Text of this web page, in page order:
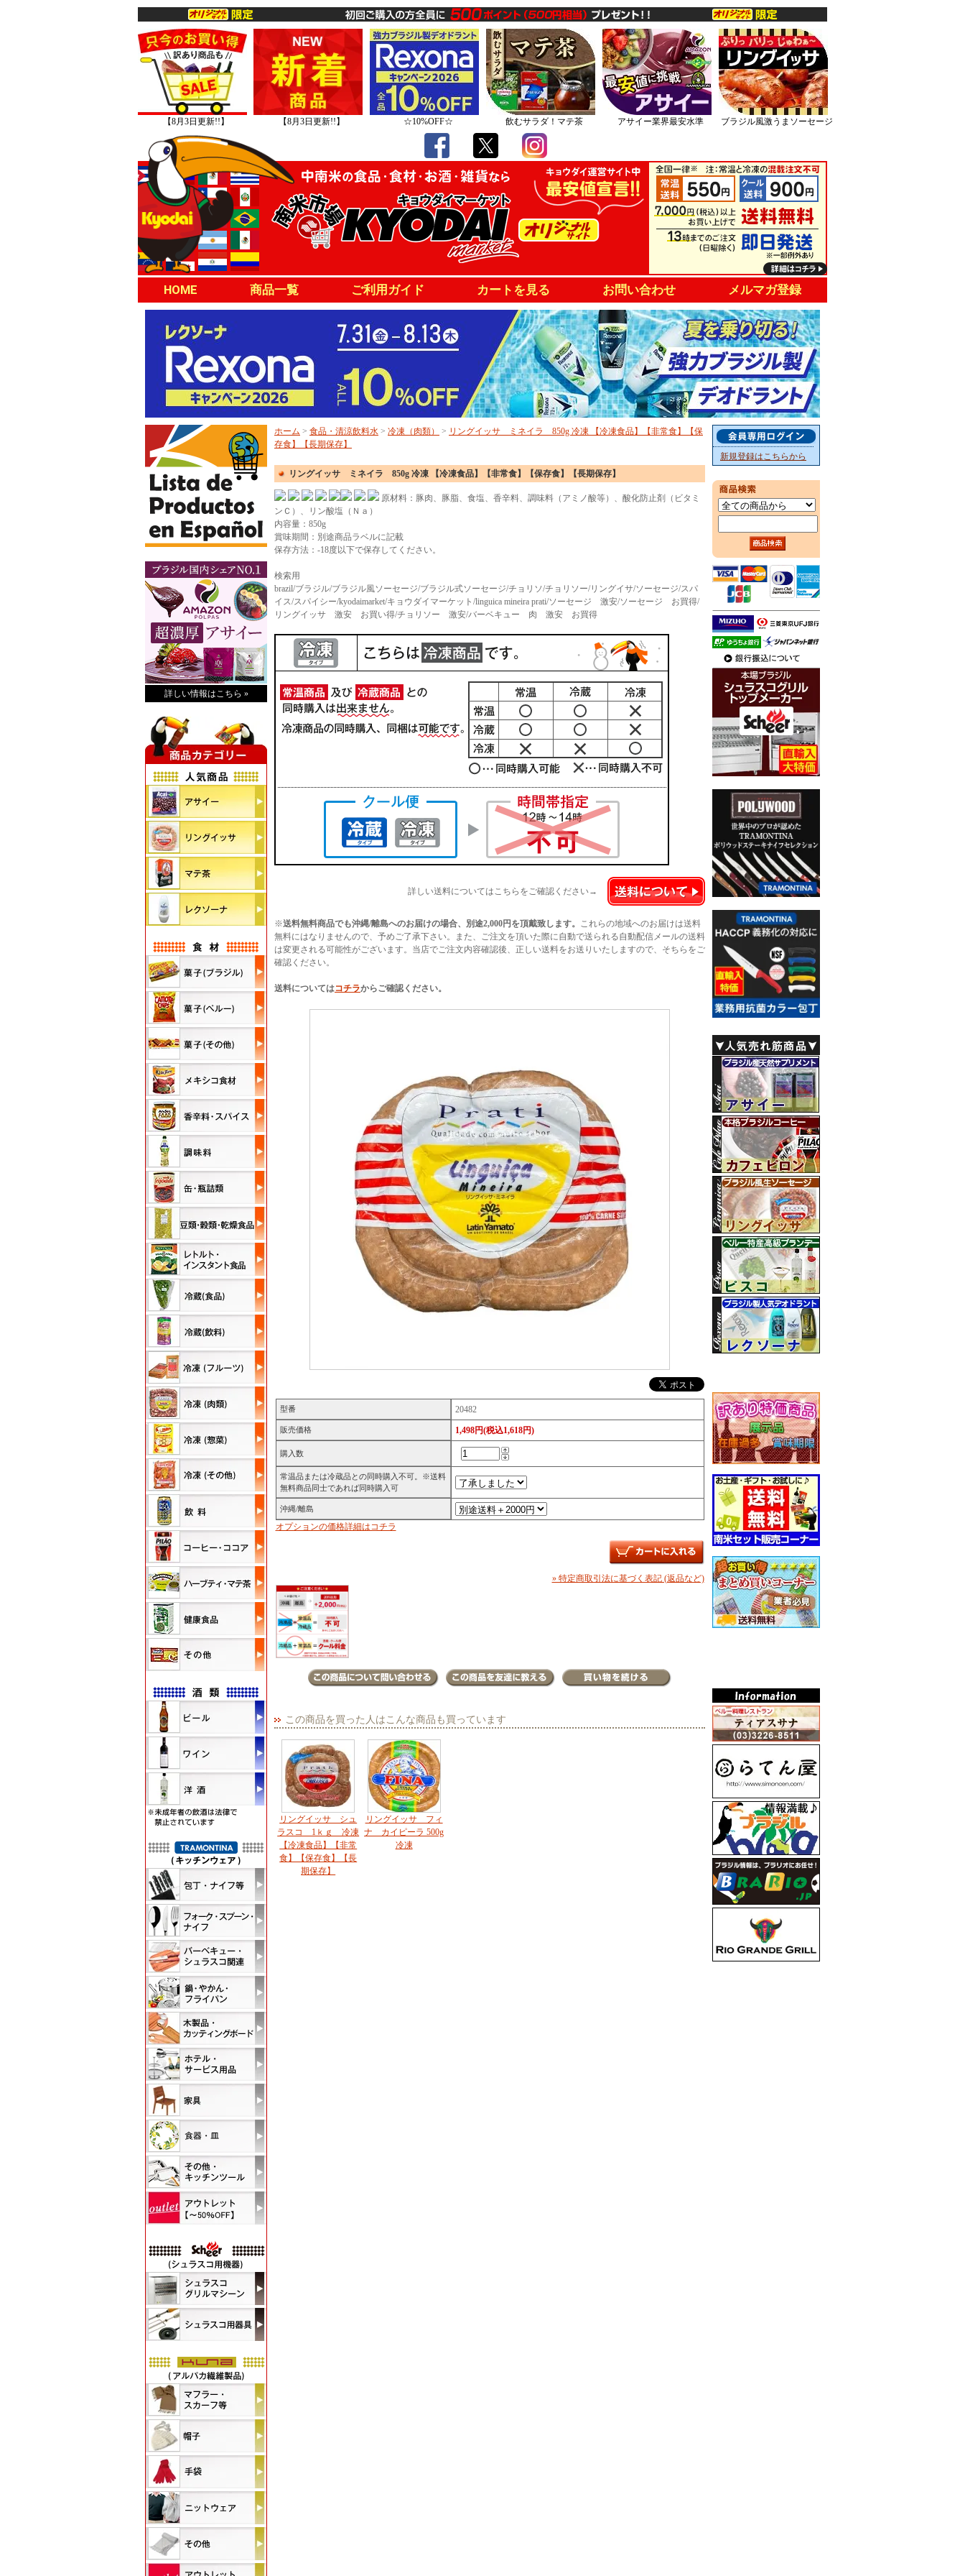
【8月3日更新!!】 【8月3日更新!!】 ☆10%OFF☆ 飲むサラダ！マテ茶 アサイー業界最安水準 ブラジル風激うまソーセージ
HOME 商品一覧 ご利用ガイド カートを見る お問い合わせ メルマガ登録
詳しい情報はこちら »
ホーム > 食品・清涼飲料水 > 冷凍（肉類） > リングイッサ ミネイラ 850g 冷凍 【冷凍食品】【非常食】【保
存食】【長期保存】
リングイッサ ミネイラ 850g 冷凍 【冷凍食品】【非常食】【保存食】【長期保存】
原材料：豚肉、豚脂、食塩、香辛料、調味料（アミノ酸等）、酸化防止剤（ビタミ
ンＣ）、リン酸塩（Ｎａ）
内容量：850g
賞味期間：別途商品ラベルに記載
保存方法：-18度以下で保存してください。
検索用
brazil/ブラジル/ブラジル風ソーセージ/ブラジル式ソーセージ/チョリソ/チョリソー/リングイサ/ソーセージ/スパ
イス/スパイシー/kyodaimarket/キョウダイマーケット/linguica mineira prati/ソーセージ 激安/ソーセージ お買得/
リングイッサ 激安 お買い得/チョリソー 激安/バーベキュー 肉 激安 お買得
詳しい送料についてはこちらをご確認ください→
※送料無料商品でも沖縄/離島へのお届けの場合、別途2,000円を頂戴致します。 これらの地域へのお届けは送料
無料にはなりませんので、予めご了承下さい。また、ご注文を頂いた際に自動で送られる自動配信メールの送料
は変更される可能性がございます。当店でご注文内容確認後、正しい送料をお送りいたしますので、そちらをご
確認ください。
送料についてはコチラからご確認ください。
型番 20482
販売価格 1,498円(税込1,618円)
購入数
常温品または冷蔵品との同時購入不可。※送料
無料商品同士であれば同時購入可
沖縄/離島
オプションの価格詳細はコチラ
» 特定商取引法に基づく表記 (返品など)
この商品を買った人はこんな商品も買っています
リングイッサ シュ
ラスコ 1ｋｇ 冷凍
【冷凍食品】【非常
食】【保存食】【長
期保存】
リングイッサ フィ
ナ カイピーラ 500g
冷凍
新規登録はこちらから